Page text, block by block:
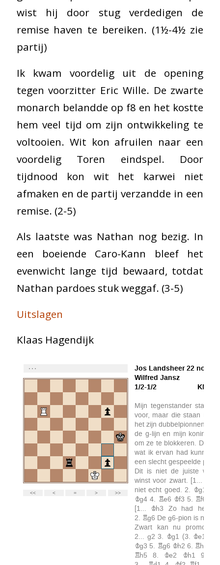
wist hij door stug verdedigen de
remise haven te bereiken. (1½-4½ zie
partij)
Ik kwam voordelig uit de opening
tegen voorzitter Eric Wille. De zwarte
monarch belandde op f8 en het kostte
hem veel tijd om zijn ontwikkeling te
voltooien. Wit kon afruilen naar een
voordelig Toren eindspel. Door
tijdnood kon wit het karwei niet
afmaken en de partij verzandde in een
remise. (2-5)
Als laatste was Nathan nog bezig. In
een boeiende Caro-Kann bleef het
evenwicht lange tijd bewaard, totdat
Nathan pardoes stuk weggaf. (3-5)
Uitslagen
Klaas Hagendijk